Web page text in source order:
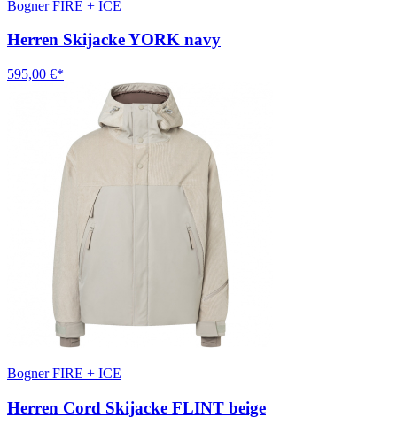
Bogner FIRE + ICE
Herren Skijacke YORK navy
595,00 €*
Bogner FIRE + ICE
Herren Cord Skijacke FLINT beige